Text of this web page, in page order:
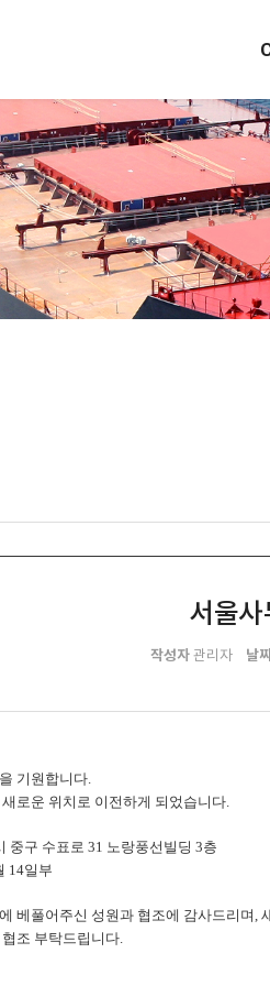
서울사
작성자관리자 날
기원합니다.
로운 위치로 이전하게 되었습니다.
중구 수표로 31 노랑풍선빌딩 3층
14일부
베풀어주신 성원과 협조에 감사드리며,
조 부탁드립니다.